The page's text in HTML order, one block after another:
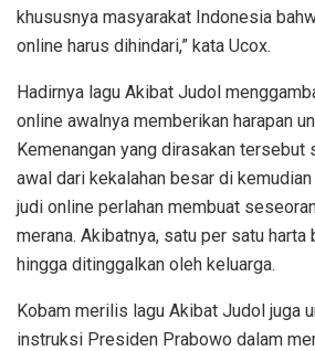
khususnya masyarakat Indonesia
online harus dihindari,” kata Ucox.
Hadirnya lagu Akibat Judol
online awalnya memberikan harapan
Kemenangan yang dirasakan tersebut
awal dari kekalahan besar di
judi online perlahan membuat
merana. Akibatnya, satu per satu harta
hingga ditinggalkan oleh keluarga.
Kobam merilis lagu Akibat Judol juga
instruksi Presiden Prabowo dalam